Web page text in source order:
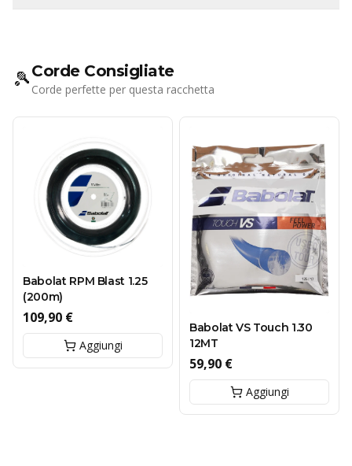
🎾Corde Consigliate
Corde perfette per questa racchetta
Babolat RPM Blast 1.25
(200m)
109,90 €
Aggiungi
Babolat VS Touch 1.30
12MT
59,90 €
Aggiungi